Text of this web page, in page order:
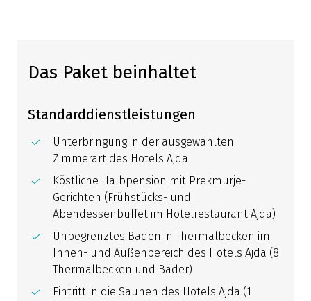
Das Paket beinhaltet
Standarddienstleistungen
Unterbringung in der ausgewählten
Zimmerart des Hotels Ajda
Köstliche Halbpension mit Prekmurje-
Gerichten (Frühstücks- und
Abendessenbuffet im Hotelrestaurant Ajda)
Unbegrenztes Baden in Thermalbecken im
Innen- und Außenbereich des Hotels Ajda (8
Thermalbecken und Bäder)
Eintritt in die Saunen des Hotels Ajda (1